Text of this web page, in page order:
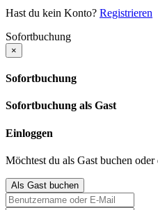
Hast du kein Konto? Registrieren
Sofortbuchung
×
Sofortbuchung
Sofortbuchung als Gast
Einloggen
Möchtest du als Gast buchen
Als Gast buchen